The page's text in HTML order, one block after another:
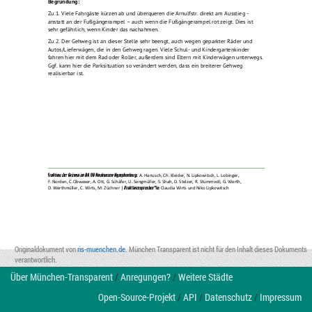
A. Hanusch, Ch. Kleider, N. Lipkowitsch, L. Lobinger,
F. Norden, C.Obwexer, A. Ott, G. Schäfer, U. Sengmüller, S. Shah, D. Stelzer, R. Stummvoll, G. Werth,
D. Werthmüller, C. Wirts, M. Züchner
| Claudia Wirts und Niko Lipkowitsch
Zu 1. Viele Fahrgäste kürzen ab und überqueren die Arnulfstr. direkt am Ausstieg -
anstatt an der Fußgängerampel – auch wenn die Fußgängerampel rot zeigt. Dies ist
sehr gefährlich, wenn Kinder das nachahmen.
Zu 2. Der Gehweg ist an dieser Stelle sehr beengt , auch wegen geparkter Räder und
Autos/Lieferwägen, die in den Gehweg ragen. Viele Schul- und Kindergartenkinder
fahren hier mit dem Rad oder Roller, außerdem sind Eltern mit Kinderwägen unterwegs
Ggf. kann hier die Parksituation so verändert werden, dass ein breiterer Gehweg
realisierbar ist.
Originaldokument vonris-muenchen.de. München Transparent ist nicht für den Inhalt dieses Dokuments
verantwortlich.
Über München-Transparent/Anregungen?/Weitere Städte
Open-Source-Projekt/API / Datenschutz/ Impressum